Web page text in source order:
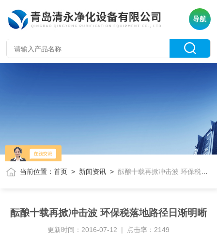
导航
当前位置：首页 > 新闻资讯 >酝酿十载再掀冲击波 环保税落地路径日渐明晰
酝酿十载再掀冲击波 环保税落地路径日渐明晰
更新时间：2016-07-12 | 点击率：2149